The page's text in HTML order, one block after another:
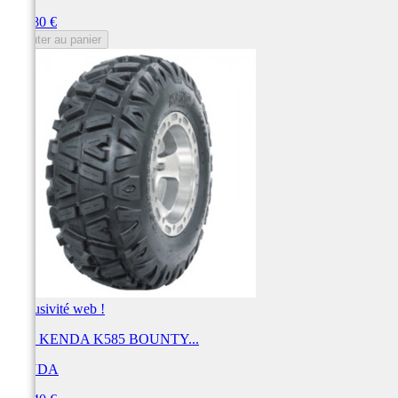
280,80 €
Ajouter au panier
Exclusivité web !
Pneu KENDA K585 BOUNTY...
KENDA